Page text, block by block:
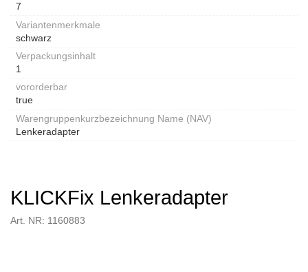
7
Variantenmerkmale
schwarz
Verpackungsinhalt
1
vororderbar
true
Warengruppenkurzbezeichnung Name (NAV)
Lenkeradapter
KLICKFix Lenkeradapter
Art. NR: 1160883